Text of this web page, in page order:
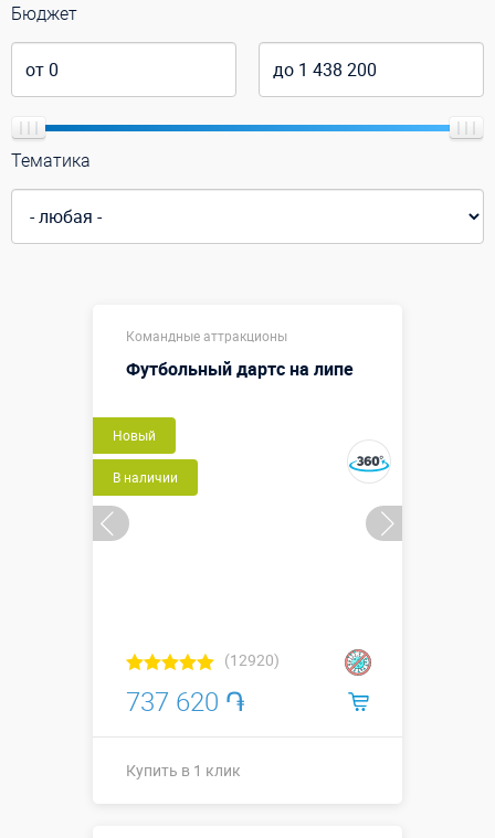
Бюджет
Тематика
Командные аттракционы
Футбольный дартс на липе
Новый
В наличии
(12920)
737 620 ֏
Купить в 1 клик